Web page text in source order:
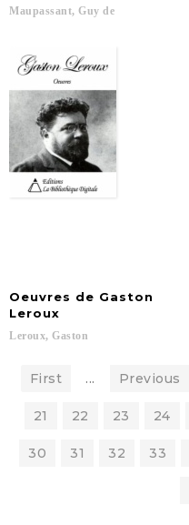
Maupassant, Guy de
Oeuvres de Gaston
Leroux
Leroux, Gaston
First ... Previous
21 22 23 24
30 31 32 33